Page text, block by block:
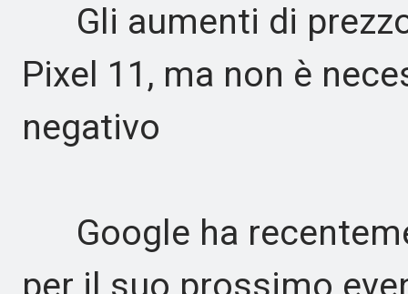
Gli aumenti di
Pixel 11, ma non è
negativo
Google ha